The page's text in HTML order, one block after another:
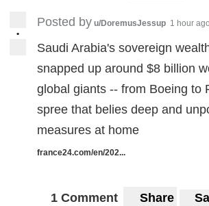
•
Posted by u/DoremusJessup 1 hour ago
Saudi Arabia's sovereign
snapped up around $8 billion
global giants -- from Boeing to
spree that belies deep and
measures at home
france24.com/en/202...
1 Comment Share